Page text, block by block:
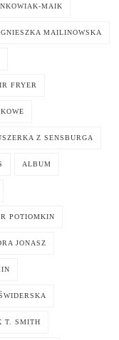
MAIK
MAILINOWSKA
FRYER
Z SENSBURGA
ALBUM
POTIOMKIN
JONASZ
T. SMITH